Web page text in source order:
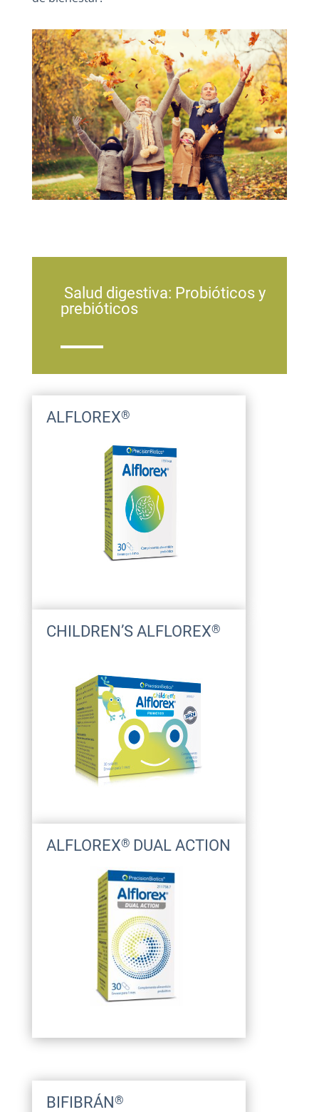
Salud digestiva: Probióticos y
prebióticos
ALFLOREX®
CHILDREN’S ALFLOREX®
ALFLOREX® DUAL ACTION
BIFIBRÁN®